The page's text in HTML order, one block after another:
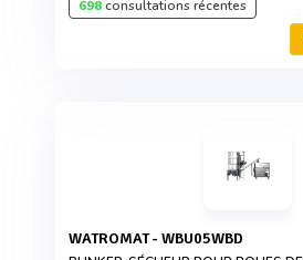
698consultations récentes
WATROMAT - WBU05WBD